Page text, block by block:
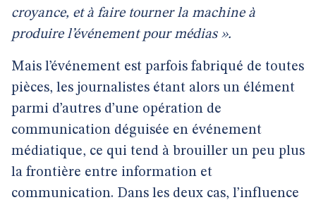
croyance, et à faire tourner la machine à
produire l’événement pour médias ».
Mais l’événement est parfois fabriqué de toutes
pièces, les journalistes étant alors un élément
parmi d’autres d’une opération de
communication déguisée en événement
médiatique, ce qui tend à brouiller un peu plus
la frontière entre information et
communication. Dans les deux cas, l’influence